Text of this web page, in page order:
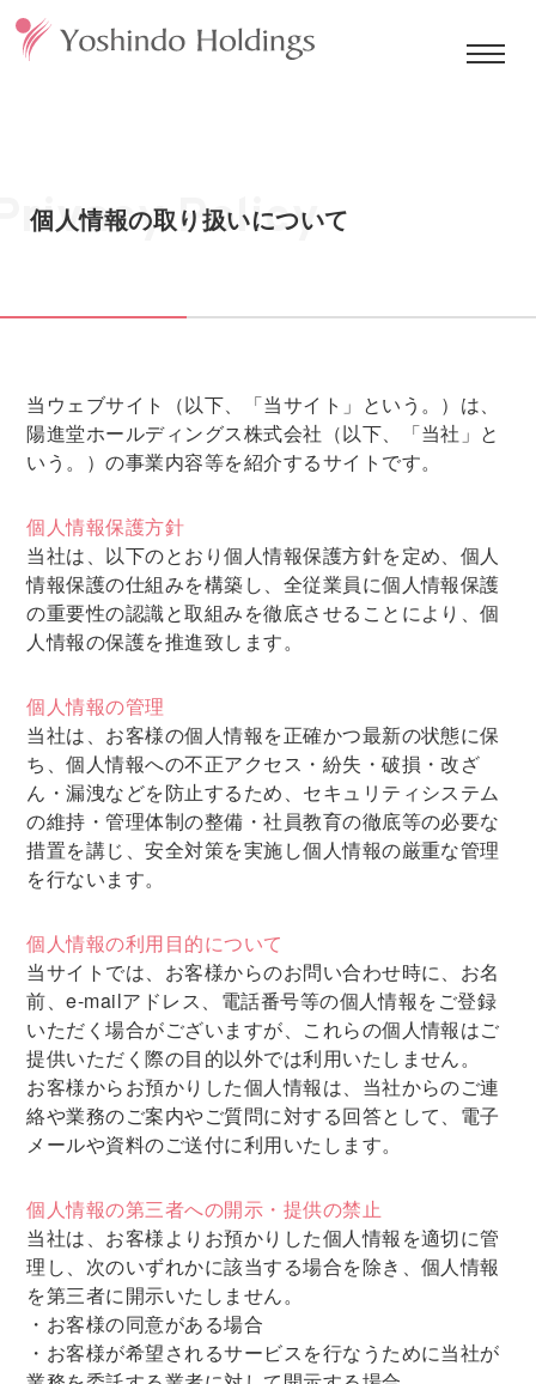
個人情報の取り扱いについて
Policy
当ウェブサイト（以下、「当サイト」という。）は、
陽進堂ホールディングス株式会社（以下、「当社」と
いう。）の事業内容等を紹介するサイトです。
個人情報保護方針
当社は、以下のとおり個人情報保護方針を定め、個人
情報保護の仕組みを構築し、全従業員に個人情報保護
の重要性の認識と取組みを徹底させることにより、個
人情報の保護を推進致します。
個人情報の管理
当社は、お客様の個人情報を正確かつ最新の状態に保
ち、個人情報への不正アクセス・紛失・破損・改ざ
ん・漏洩などを防止するため、セキュリティシステム
の維持・管理体制の整備・社員教育の徹底等の必要な
措置を講じ、安全対策を実施し個人情報の厳重な管理
を行ないます。
個人情報の利用目的について
当サイトでは、お客様からのお問い合わせ時に、お名
前、e-mailアドレス、電話番号等の個人情報をご登録
いただく場合がございますが、これらの個人情報はご
提供いただく際の目的以外では利用いたしません。
お客様からお預かりした個人情報は、当社からのご連
絡や業務のご案内やご質問に対する回答として、電子
メールや資料のご送付に利用いたします。
個人情報の第三者への開示・提供の禁止
当社は、お客様よりお預かりした個人情報を適切に管
理し、次のいずれかに該当する場合を除き、個人情報
を第三者に開示いたしません。
・お客様の同意がある場合
・お客様が希望されるサービスを行なうために当社が